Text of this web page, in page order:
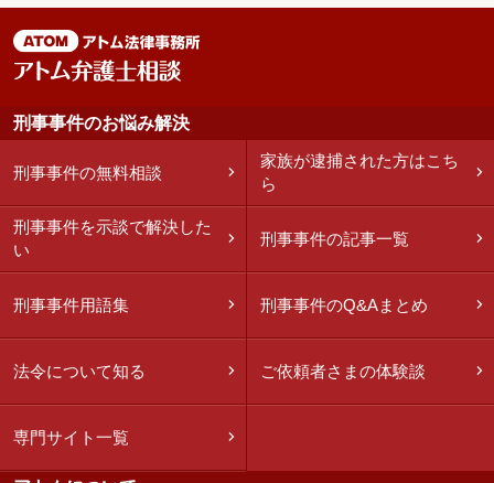
刑事事件のお悩み解決
刑事事件の無料相談
家族が逮捕された方はこち
ら
刑事事件を示談で解決した
い
刑事事件の記事一覧
刑事事件用語集 刑事事件のQ&Aまとめ
法令について知る ご依頼者さまの体験談
専門サイト一覧